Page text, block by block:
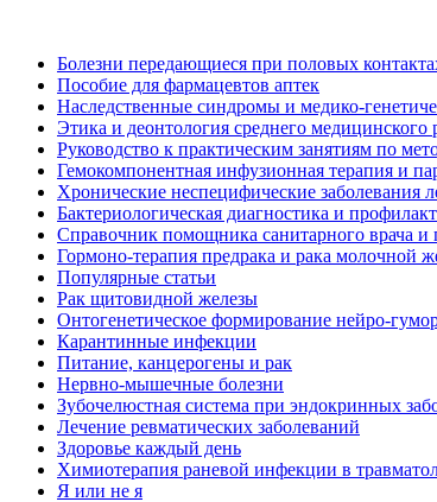
Болезни передающиеся при половых
Пособие для фармацевтов аптек
Наследственные синдромы и медико-
Этика и деонтология среднего медицинского
Руководство к практическим занятиям по
Гемокомпонентная инфузионная терапия и
Хронические неспецифические заболевания
Бактериологическая диагностика и
Справочник помощника санитарного врача
Гормоно-терапия предрака и рака молочной
Популярные статьи
Рак щитовидной железы
Онтогенетическое формирование нейро-
Карантинные инфекции
Питание, канцерогены и рак
Нервно-мышечные болезни
Зубочелюстная система при эндокринных
Лечение ревматических заболеваний
Здоровье каждый день
Химиотерапия раневой инфекции в
Я или не я